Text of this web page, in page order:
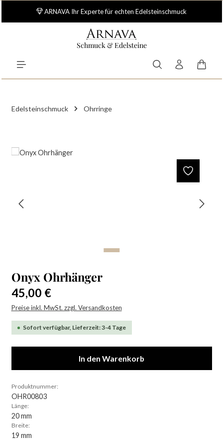
Zum Hauptinhalt springen
ARNAVA Ihr Experte für echten Edelsteinschmuck
Schmuck & Edelsteine
Edelsteinschmuck Ohrringe
Bildergalerie überspringen
Onyx Ohrhänger
Regulärer Preis:
45,00 €
Preise inkl. MwSt. zzgl. Versandkosten
Sofort verfügbar, Lieferzeit: 3-4 Tage
In den Warenkorb
Produktnummer:
OHR00803
Länge:
20 mm
Breite:
19 mm